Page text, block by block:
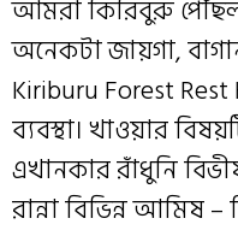
আমরা কিরিবুরু
অনেকটা জায়গা,
Kiriburu Forest
ব্যবস্থা। খাওয়ার
এখানকার রাঁধুনি
রান্না বিভিন্ন আমিষ –